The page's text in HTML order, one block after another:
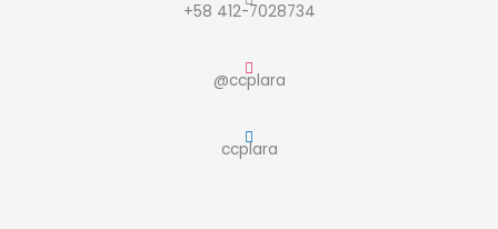
+58 412-7028734
@ccplara
ccplara